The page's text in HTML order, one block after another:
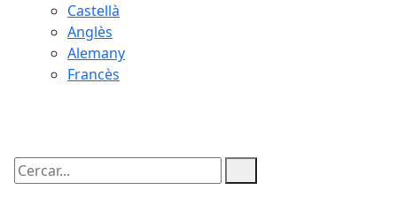
Castellà
Anglès
Alemany
Francès
Cercar: